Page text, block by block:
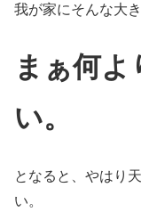
我が家にそんな大
まぁ何
い。
となると、やはり
い。